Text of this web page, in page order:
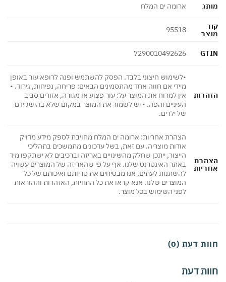
ארומה ים המלח
95518
7290010492626
•לשימוש חיצוני בלבד. הפסק להשתמש ופנה לרופא עור באופן
מיידי אם חווה אחד מהתסמינים הבאים: פריחה, נפיחות, גירוד. •
אין למרוח את המוצר על: עור פצוע או מגורה, אזורים סביב
העיניים והפה. • יש לשמור את המוצר במקום שלא בהישג ידם
של ילדים.
הצהרת אחריות: ארומה ים המלח מחויבת לספק מידע מדויק
אודות מוצריה. עם זאת, בשל עדכונים מתמשכים בתהליכי
הייצור, ייתכן שחלק מהשינויים באריזה וברכיבים לא ישתקפו מיד
באתר האינטרנט שלנו. אף על פי שהאריזה של המוצרים עשויה
להשתנות לעתים, אנו מבטיחים את טריותם ואיכותם של כל
המוצרים שלנו. אנא קראו את כל התוויות, האזהרות וההוראות
לפני השימוש בכל מוצר.
דעת (0)
דעת